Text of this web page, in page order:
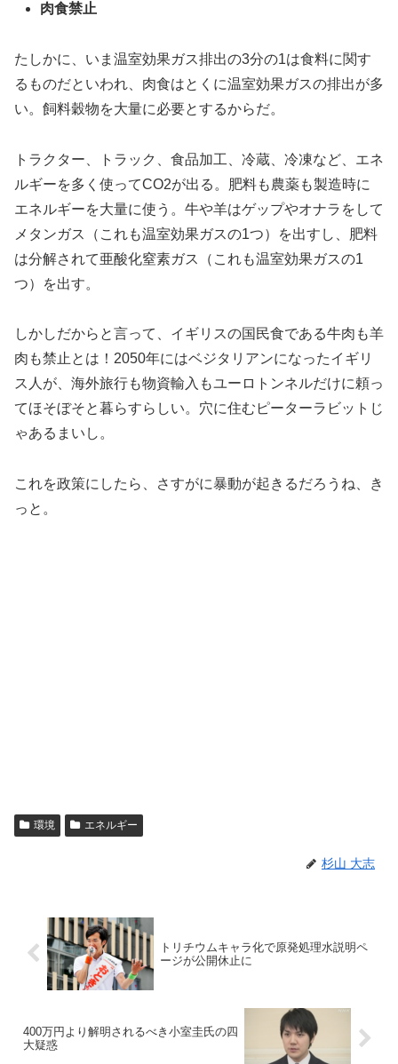
肉食禁止
たしかに、いま温室効果ガス排出の3分の1は食料に関す
るものだといわれ、肉食はとくに温室効果ガスの排出が多
い。飼料穀物を大量に必要とするからだ。
トラクター、トラック、食品加工、冷蔵、冷凍など、エネ
ルギーを多く使ってCO2が出る。肥料も農薬も製造時に
エネルギーを大量に使う。牛や羊はゲップやオナラをして
メタンガス（これも温室効果ガスの1つ）を出すし、肥料
は分解されて亜酸化窒素ガス（これも温室効果ガスの1
つ）を出す。
しかしだからと言って、イギリスの国民食である牛肉も羊
肉も禁止とは！2050年にはベジタリアンになったイギリ
ス人が、海外旅行も物資輸入もユーロトンネルだけに頼っ
てほそぼそと暮らすらしい。穴に住むピーターラビットじ
ゃあるまいし。
これを政策にしたら、さすがに暴動が起きるだろうね、き
っと。
環境 エネルギー
杉山 大志
トリチウムキャラ化で原発処理水説明ペ
ージが公開休止に
400万円より解明されるべき小室圭氏の四
大疑惑